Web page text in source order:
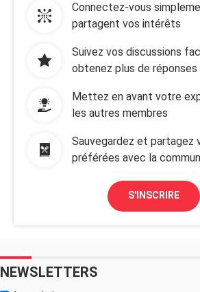
Connectez-vous
partagent vos intérêts
Suivez vos discussions
obtenez plus de réponses
Mettez en avant votre
les autres membres
Sauvegardez et partagez
préférées avec la
S'INSCRIRE
NEWSLETTERS